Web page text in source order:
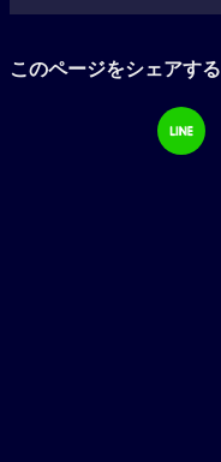
このページをシェアする